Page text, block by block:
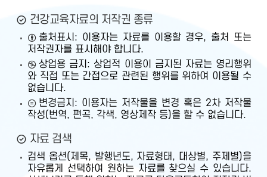
건강교육자료의 저작권 종류
출처표시: 이용자는 자료를 이용할 경우, 출처 또는
저작권자를 표시해야 합니다.
상업용 금지: 상업적 이용이 금지된 자료는 영리행위
와 직접 또는 간접으로 관련된 행위를 위하여 이용될 수
없습니다.
변경금지: 이용자는 저작물을 변경 혹은 2차 저작물
작성(번역, 편곡, 각색, 영상제작 등)을 할 수 없습니다.
자료 검색
검색 옵션(제목, 발행년도, 자료형태, 대상별, 주제별)을
자유롭게 선택하여 원하는 자료를 찾으실 수 있습니다.